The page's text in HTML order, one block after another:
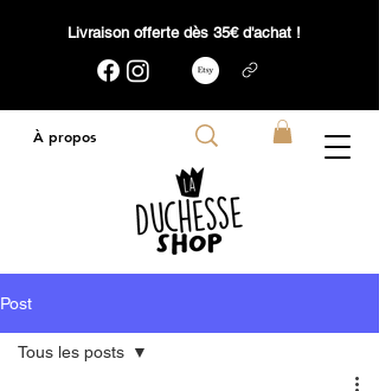
Livraison offerte dès 35€ d'achat !
À propos
Post
Tous les posts